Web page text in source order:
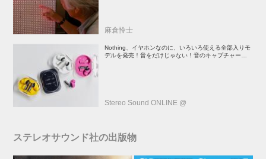
麻倉怜士
Nothing、イヤホンなのに、いろいろ使える全部入りモ
デルを発売！音をだけじゃない！音のキャプチャーや、
Stereo Sound ONLINE @
ステレオサウンド社の出版物